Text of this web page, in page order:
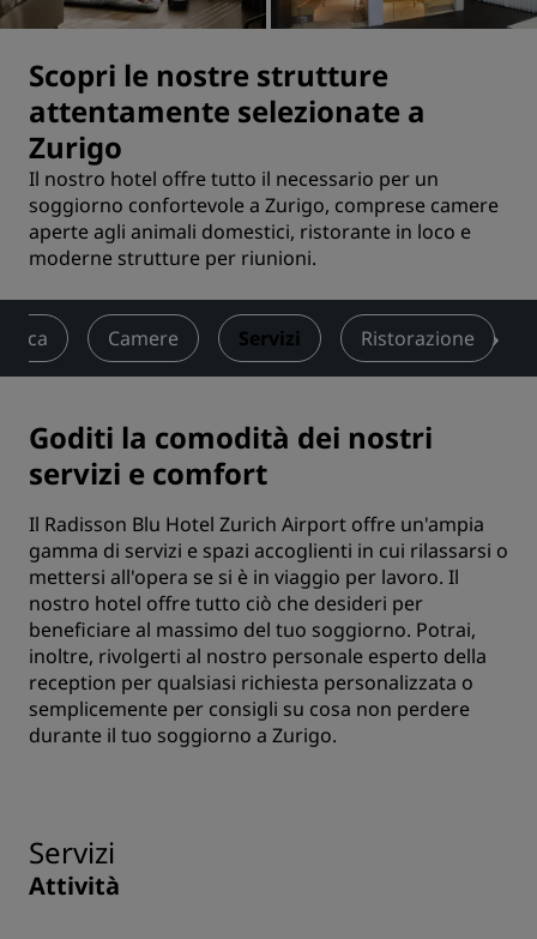
Scopri le nostre strutture
attentamente selezionate a
Zurigo
Il nostro hotel offre tutto il necessario per un
soggiorno confortevole a Zurigo, comprese camere
aperte agli animali domestici, ristorante in loco e
moderne strutture per riunioni.
Camere Servizi Ristorazione
Goditi la comodità dei nostri
servizi e comfort
Il Radisson Blu Hotel Zurich Airport offre un'ampia
gamma di servizi e spazi accoglienti in cui rilassarsi o
mettersi all'opera se si è in viaggio per lavoro. Il
nostro hotel offre tutto ciò che desideri per
beneficiare al massimo del tuo soggiorno. Potrai,
inoltre, rivolgerti al nostro personale esperto della
reception per qualsiasi richiesta personalizzata o
semplicemente per consigli su cosa non perdere
durante il tuo soggiorno a Zurigo.
Servizi
Attività